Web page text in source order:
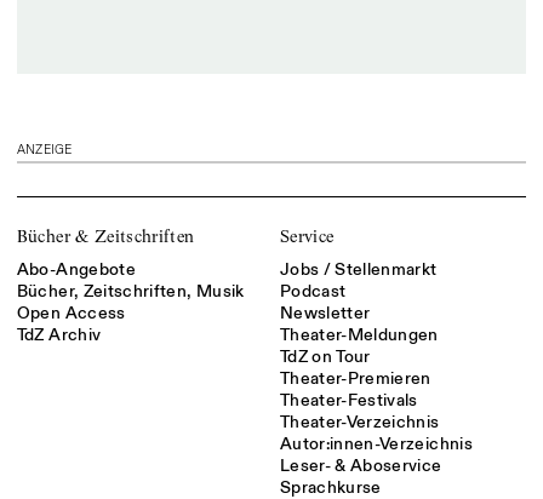
ANZEIGE
Bücher & Zeitschriften
Abo-Angebote
Bücher, Zeitschriften, Musik
Open Access
TdZ Archiv
Service
Jobs / Stellenmarkt
Podcast
Newsletter
Theater-Meldungen
TdZ on Tour
Theater-Premieren
Theater-Festivals
Theater-Verzeichnis
Autor:innen-Verzeichnis
Leser- & Aboservice
Sprachkurse